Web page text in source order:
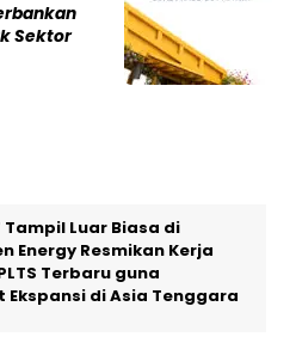
Sektor
Tampil Luar Biasa di
Energy Resmikan Kerja
Terbaru guna
di Asia Tenggara